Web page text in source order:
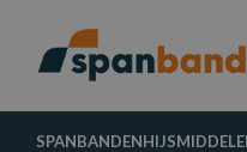
SPANBANDEN